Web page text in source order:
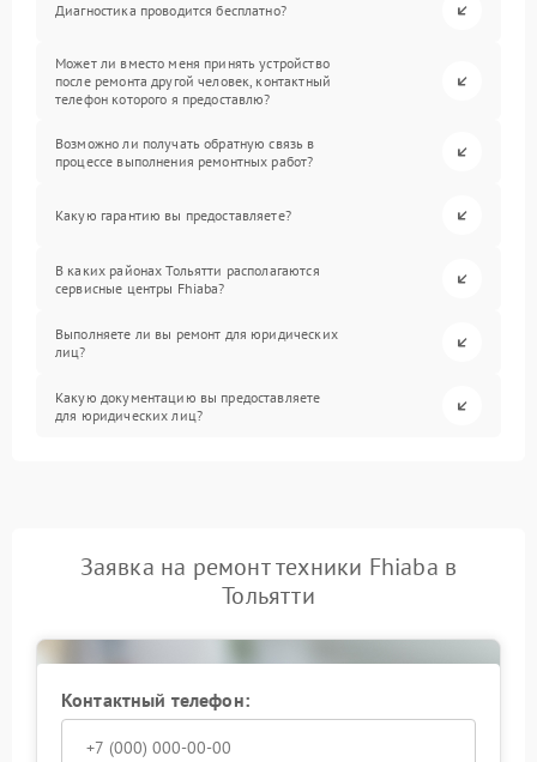
Диагностика проводится бесплатно?
Может ли вместо меня принять устройство
после ремонта другой человек, контактный
телефон которого я предоставлю?
Возможно ли получать обратную связь в
процессе выполнения ремонтных работ?
Какую гарантию вы предоставляете?
В каких районах Тольятти располагаются
сервисные центры Fhiaba?
Выполняете ли вы ремонт для юридических
лиц?
Какую документацию вы предоставляете
для юридических лиц?
Заявка на ремонт техники Fhiaba в
Тольятти
Контактный телефон: